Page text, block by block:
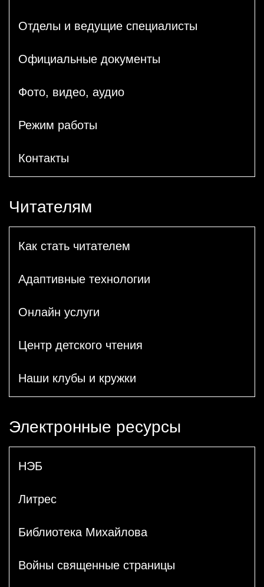
Отделы и ведущие специалисты
Официальные документы
Фото, видео, аудио
Режим работы
Контакты
Читателям
Как стать читателем
Адаптивные технологии
Онлайн услуги
Центр детского чтения
Наши клубы и кружки
Электронные ресурсы
НЭБ
Литрес
Библиотека Михайлова
Войны священные страницы